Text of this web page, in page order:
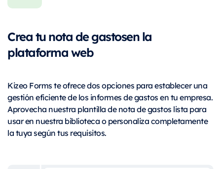
Crea tu nota de gastosen la
plataforma web
Kizeo Forms te ofrece dos opciones para establecer una
gestión eficiente de los informes de gastos en tu empresa.
Aprovecha nuestra plantilla de nota de gastos lista para
usar en nuestra biblioteca o personaliza completamente
la tuya según tus requisitos.